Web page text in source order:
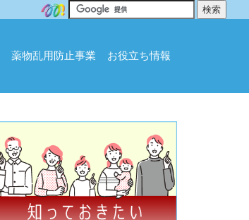
薬物乱用防止事業 お役立ち情報